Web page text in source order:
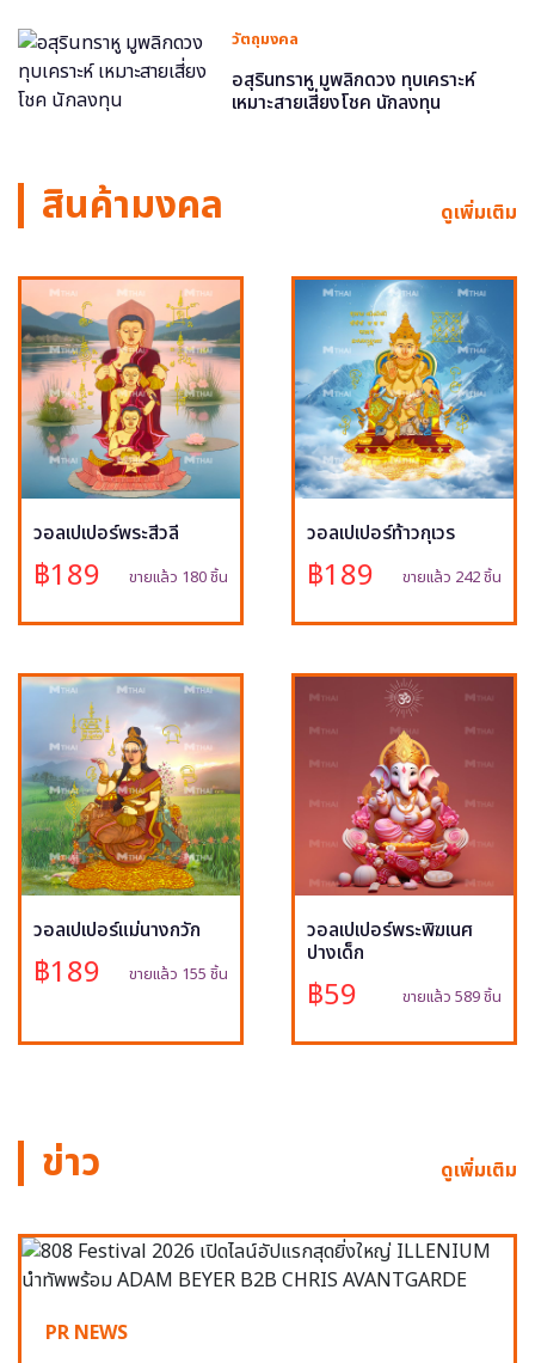
วัตถุมงคล
อสุรินทราหู มูพลิกดวง ทุบเคราะห์
เหมาะสายเสี่ยงโชค นักลงทุน
สินค้ามงคล ดูเพิ่มเติม
วอลเปเปอร์พระสีวลี
฿189 ขายแล้ว 180 ชิ้น
วอลเปเปอร์ท้าวกุเวร
฿189 ขายแล้ว 242 ชิ้น
วอลเปเปอร์แม่นางกวัก
฿189 ขายแล้ว 155 ชิ้น
วอลเปเปอร์พระพิฆเนศ
ปางเด็ก
฿59 ขายแล้ว 589 ชิ้น
ข่าว ดูเพิ่มเติม
PR NEWS